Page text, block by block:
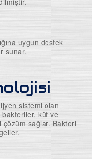
uygun destek
sunar.
sistemi olan
bakteriler, küf ve
çözüm sağlar. Bakteri